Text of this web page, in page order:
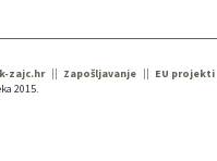
zajc.hr Zapošljavanje EU projekti
2015.